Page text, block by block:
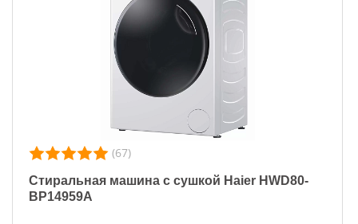
(67)
Стиральная машина с сушкой Haier HWD80-
BP14959A